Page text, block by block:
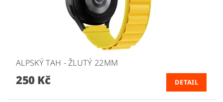
ALPSKÝ TAH - ŽLUTÝ 22MM
250 Kč DETAIL